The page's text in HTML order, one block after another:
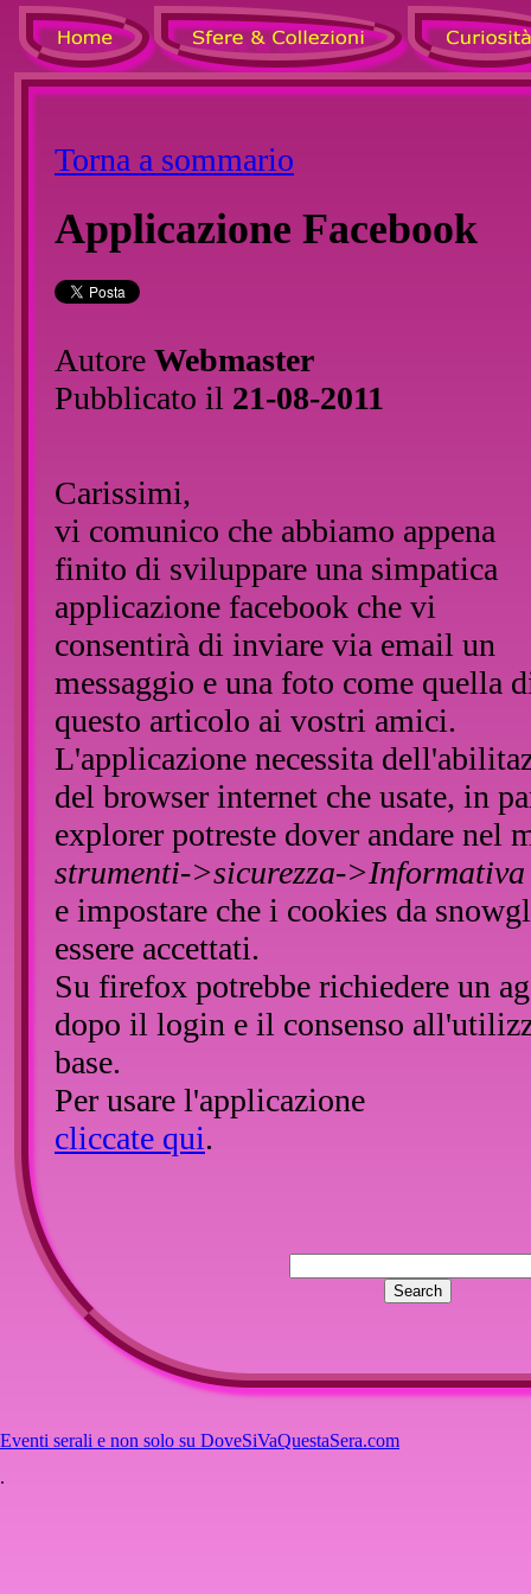
Torna a sommario
Applicazione Facebook
Autore Webmaster
Pubblicato il 21-08-2011
Carissimi,
vi comunico che abbiamo appena
finito di sviluppare una simpatica
applicazione facebook che vi
consentirà di inviare via email un
messaggio e una foto come quella
questo articolo ai vostri amici.
L'applicazione necessita
del browser internet che usate, in
explorer potreste dover andare nel
strumenti->sicurezza-
e impostare che i cookies da
essere accettati.
Su firefox potrebbe richiedere un
dopo il login e il consenso
base.
Per usare l'applicazione
cliccate qui.
Fateci sapere se vi piace.
Saluti,
il webmaster
Eventi serali e non solo su DoveSiVaQuestaSera.com
.